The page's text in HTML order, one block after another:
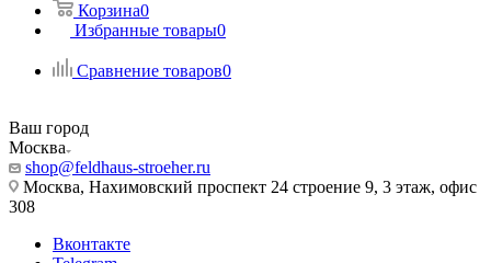
Корзина0
Избранные товары0
Сравнение товаров0
Ваш город
Москва
shop@feldhaus-stroeher.ru
Москва, Нахимовский проспект 24 строение 9, 3 этаж, офис
308
Вконтакте